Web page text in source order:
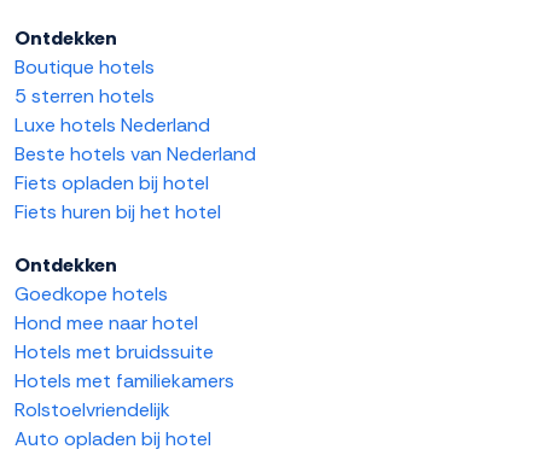
Ontdekken
Boutique hotels
5 sterren hotels
Luxe hotels Nederland
Beste hotels van Nederland
Fiets opladen bij hotel
Fiets huren bij het hotel
Ontdekken
Goedkope hotels
Hond mee naar hotel
Hotels met bruidssuite
Hotels met familiekamers
Rolstoelvriendelijk
Auto opladen bij hotel